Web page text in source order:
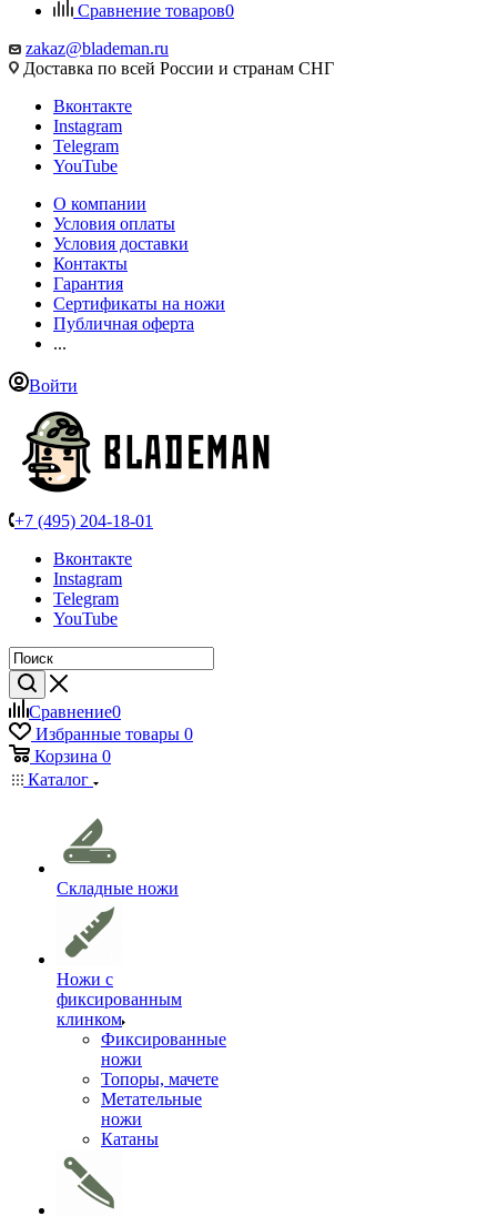
Сравнение товаров0
zakaz@blademan.ru
Доставка по всей России и странам СНГ
Вконтакте
Instagram
Telegram
YouTube
О компании
Условия оплаты
Условия доставки
Контакты
Гарантия
Сертификаты на ножи
Публичная оферта
...
Войти
+7 (495) 204-18-01
Вконтакте
Instagram
Telegram
YouTube
Сравнение0
Избранные товары 0
Корзина 0
Каталог
Складные ножи
Ножи с
фиксированным
клинком
Фиксированные
ножи
Топоры, мачете
Метательные
ножи
Катаны